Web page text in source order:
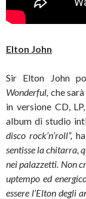
Elton John
Sir Elton John
Wonderful, che
in versione CD,
album di studio
disco rock’n’roll”,
sentisse la chitarra,
nei palazzetti. Non
uptempo ed
essere l’Elton degli